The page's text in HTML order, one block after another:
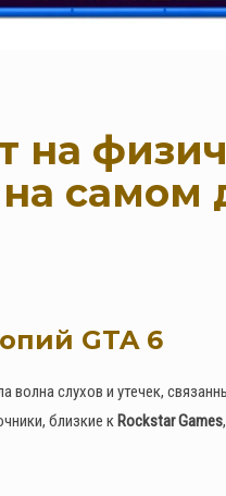
на
самом
GTA 6
волна слухов и утечек,
близкие к Rockstar Games